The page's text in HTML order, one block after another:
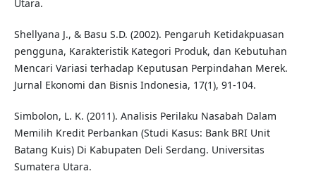
Utara.
Shellyana J., & Basu S.D. (2002). Pengaruh Ketidakpuasan
pengguna, Karakteristik Kategori Produk, dan Kebutuhan
Mencari Variasi terhadap Keputusan Perpindahan Merek.
Jurnal Ekonomi dan Bisnis Indonesia, 17(1), 91-104.
Simbolon, L. K. (2011). Analisis Perilaku Nasabah Dalam
Memilih Kredit Perbankan (Studi Kasus: Bank BRI Unit
Batang Kuis) Di Kabupaten Deli Serdang. Universitas
Sumatera Utara.